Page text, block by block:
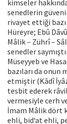
kimseler
senedlerin
rivayet ettiği bazı
Hüreyre; Ebû
Mâlik – Zührî –
senedler
Müseyyeb ve
bazıları da onun
etmiştir (Kādî
tesbit ederek
vermesiyle cerh
İmam Mâlik dört
ehli, bid‘at ehli,